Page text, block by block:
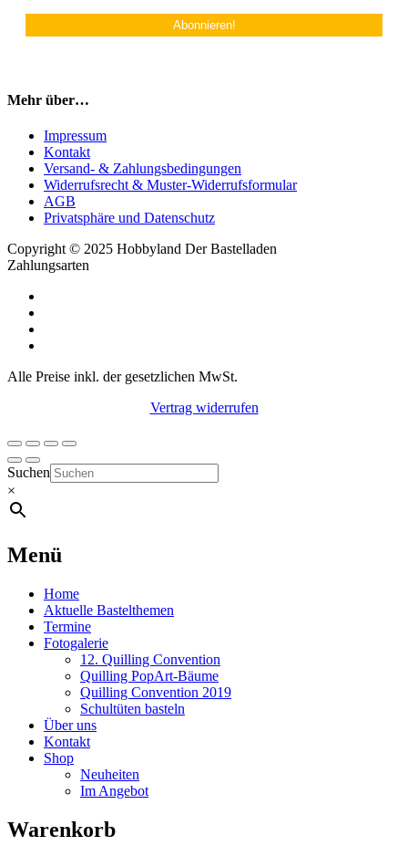
Mehr über…
Impressum
Kontakt
Versand- & Zahlungsbedingungen
Widerrufsrecht & Muster-Widerrufsformular
AGB
Privatsphäre und Datenschutz
Copyright © 2025 Hobbyland Der Bastelladen
Zahlungsarten
Alle Preise inkl. der gesetzlichen MwSt.
Vertrag widerrufen
Suchen
×
Menü
Home
Aktuelle Bastelthemen
Termine
Fotogalerie
12. Quilling Convention
Quilling PopArt-Bäume
Quilling Convention 2019
Schultüten basteln
Über uns
Kontakt
Shop
Neuheiten
Im Angebot
Warenkorb